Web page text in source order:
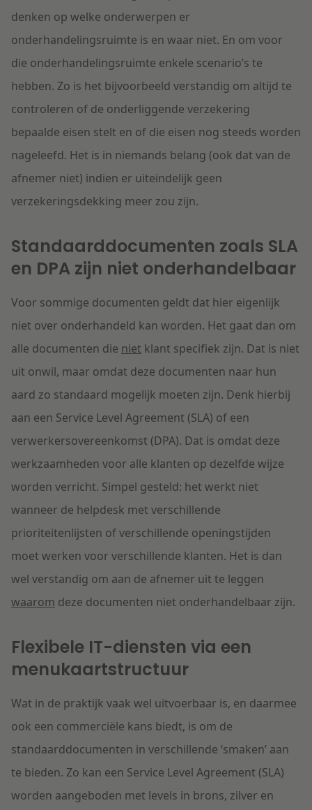
denken op welke onderwerpen er
onderhandelingsruimte is en waar niet. En om voor
die onderhandelingsruimte enkele scenario’s te
hebben. Zo is het bijvoorbeeld verstandig om altijd te
controleren of de onderliggende verzekering
bepaalde eisen stelt en of die eisen nog steeds worden
nageleefd. Het is in niemands belang (ook dat van de
afnemer niet) indien er uiteindelijk geen
verzekeringsdekking meer zou zijn.
Standaarddocumenten zoals SLA
en DPA zijn niet onderhandelbaar
Voor sommige documenten geldt dat hier eigenlijk
niet over onderhandeld kan worden. Het gaat dan om
alle documenten die niet klant specifiek zijn. Dat is niet
uit onwil, maar omdat deze documenten naar hun
aard zo standaard mogelijk moeten zijn. Denk hierbij
aan een Service Level Agreement (SLA) of een
verwerkersovereenkomst (DPA). Dat is omdat deze
werkzaamheden voor alle klanten op dezelfde wijze
worden verricht. Simpel gesteld: het werkt niet
wanneer de helpdesk met verschillende
prioriteitenlijsten of verschillende openingstijden
moet werken voor verschillende klanten. Het is dan
wel verstandig om aan de afnemer uit te leggen
waarom deze documenten niet onderhandelbaar zijn.
Flexibele IT-diensten via een
menukaartstructuur
Wat in de praktijk vaak wel uitvoerbaar is, en daarmee
ook een commerciële kans biedt, is om de
standaarddocumenten in verschillende ‘smaken’ aan
te bieden. Zo kan een Service Level Agreement (SLA)
worden aangeboden met levels in brons, zilver en